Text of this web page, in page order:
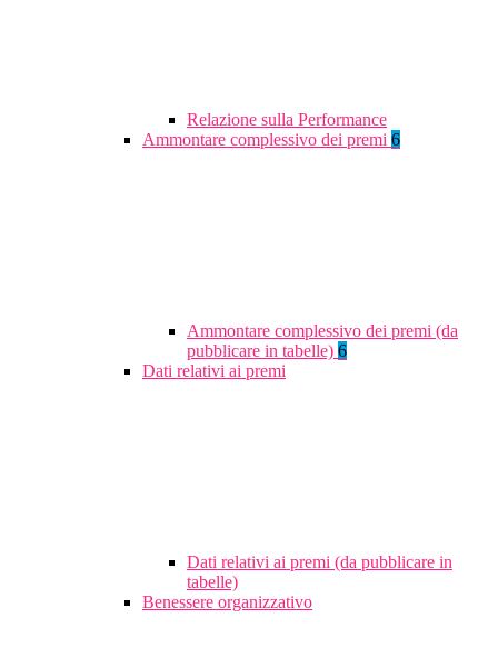
Relazione sulla Performance
Ammontare complessivo dei premi 6
Ammontare complessivo dei premi (da
pubblicare in tabelle) 6
Dati relativi ai premi
Dati relativi ai premi (da pubblicare in
tabelle)
Benessere organizzativo